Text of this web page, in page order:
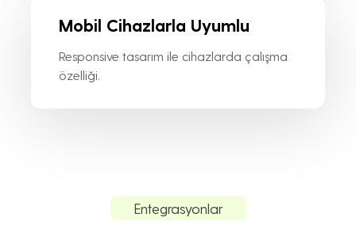
Mobil Cihazlarla Uyumlu
Responsive tasarım ile cihazlarda çalışma
özelliği.
Entegrasyonlar